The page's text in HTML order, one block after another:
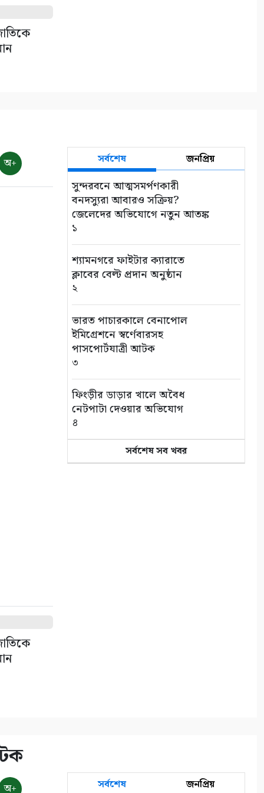
অ+ সর্বশেষ জনপ্রিয়
সুন্দরবনে আত্মসমর্পণকারী
বনদস্যুরা আবারও সক্রিয়?
জেলেদের অভিযোগে নতুন আতঙ্ক
১
শ্যামনগরে ফাইটার ক্যারাতে
ক্লাবের বেল্ট প্রদান অনুষ্ঠান
২
ভারত পাচারকালে বেনাপোল
ইমিগ্রেশনে স্বর্ণেবারসহ
পাসপোর্টযাত্রী আটক
৩
ফিংড়ীর ডাড়ার খালে অবৈধ
নেটপাটা দেওয়ার অভিযোগ
৪
তালায় বিল থেকে যুবকের মৃতদেহ
উদ্ধার
সর্বশেষ সব খবর
অ+ সর্বশেষ জনপ্রিয়